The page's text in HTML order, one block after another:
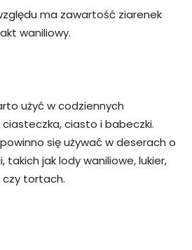
ma zawartość ziarenek
waniliowy.
użyć w codziennych
ciasto i babeczki.
się używać w deserach o
takich jak lody waniliowe, lukier,
tortach.